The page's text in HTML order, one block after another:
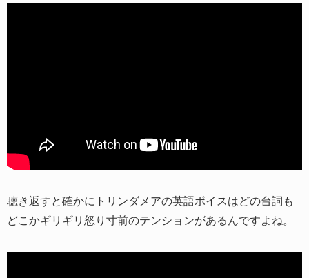
聴き返すと確かにトリンダメアの英語ボイスはどの台詞も
どこかギリギリ怒り寸前のテンションがあるんですよね。